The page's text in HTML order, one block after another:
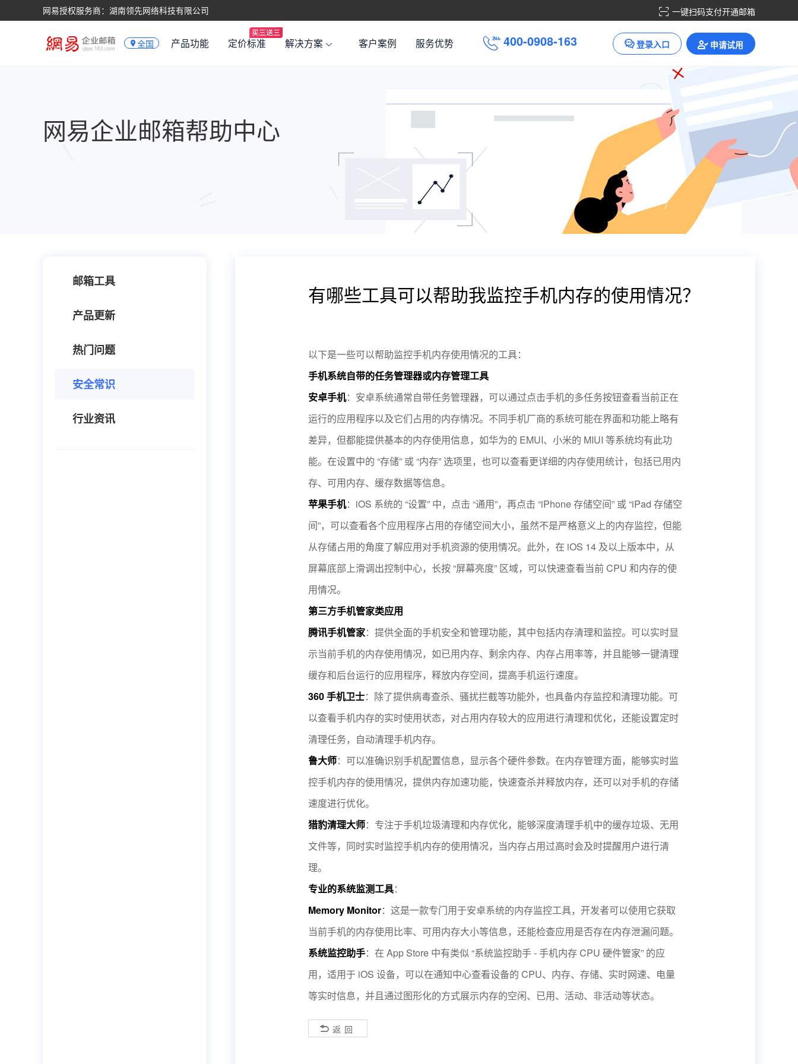
网易授权服务商：湖南领先网络科技有限公司 一键扫码支付开通邮箱
全国 产品功能 定价标准 解决方案 客户案例 服务优势 400-0908-163 登录入口 申请试用
网易企业邮箱帮助中心
邮箱工具
产品更新
热门问题
安全常识
行业资讯
有哪些工具可以帮助我监控手机内存的使用情况？
以下是一些可以帮助监控手机内存使用情况的工具：
手机系统自带的任务管理器或内存管理工具
安卓手机：安卓系统通常自带任务管理器，可以通过点击手机的多任务按钮查看当前正在
运行的应用程序以及它们占用的内存情况。不同手机厂商的系统可能在界面和功能上略有
差异，但都能提供基本的内存使用信息，如华为的 EMUI、小米的 MIUI 等系统均有此功
能。在设置中的 “存储” 或 “内存” 选项里，也可以查看更详细的内存使用统计，包括已用内
存、可用内存、缓存数据等信息。
苹果手机：iOS 系统的 “设置” 中，点击 “通用”，再点击 “iPhone 存储空间” 或 “iPad 存储空
间”，可以查看各个应用程序占用的存储空间大小，虽然不是严格意义上的内存监控，但能
从存储占用的角度了解应用对手机资源的使用情况。此外，在 iOS 14 及以上版本中，从
屏幕底部上滑调出控制中心，长按 “屏幕亮度” 区域，可以快速查看当前 CPU 和内存的使
用情况。
第三方手机管家类应用
腾讯手机管家：提供全面的手机安全和管理功能，其中包括内存清理和监控。可以实时显
示当前手机的内存使用情况，如已用内存、剩余内存、内存占用率等，并且能够一键清理
缓存和后台运行的应用程序，释放内存空间，提高手机运行速度。
360 手机卫士：除了提供病毒查杀、骚扰拦截等功能外，也具备内存监控和清理功能。可
以查看手机内存的实时使用状态，对占用内存较大的应用进行清理和优化，还能设置定时
清理任务，自动清理手机内存。
鲁大师：可以准确识别手机配置信息，显示各个硬件参数。在内存管理方面，能够实时监
控手机内存的使用情况，提供内存加速功能，快速查杀并释放内存，还可以对手机的存储
速度进行优化。
猎豹清理大师：专注于手机垃圾清理和内存优化，能够深度清理手机中的缓存垃圾、无用
文件等，同时实时监控手机内存的使用情况，当内存占用过高时会及时提醒用户进行清
理。
专业的系统监测工具：
Memory Monitor：这是一款专门用于安卓系统的内存监控工具，开发者可以使用它获取
当前手机的内存使用比率、可用内存大小等信息，还能检查应用是否存在内存泄漏问题。
系统监控助手：在 App Store 中有类似 “系统监控助手 - 手机内存 CPU 硬件管家” 的应
用，适用于 iOS 设备，可以在通知中心查看设备的 CPU、内存、存储、实时网速、电量
等实时信息，并且通过图形化的方式展示内存的空闲、已用、活动、非活动等状态。
返回